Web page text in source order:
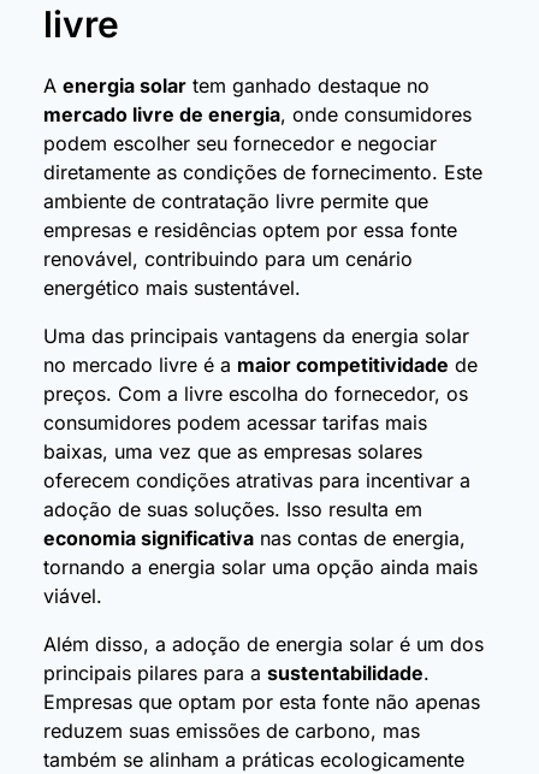
livre
A energia solartem ganhado destaque no
mercado livre de energia, onde consumidores
podem escolher seu fornecedor e negociar
diretamente as condições de fornecimento. Este
ambiente de contratação livre permite que
empresas e residências optem por essa fonte
renovável, contribuindo para um cenário
energético mais sustentável.
Uma das principais vantagens da energia solar
no mercado livre é a maior competitividade de
preços. Com a livre escolha do fornecedor, os
consumidores podem acessar tarifas mais
baixas, uma vez que as empresas solares
oferecem condições atrativas para incentivar a
adoção de suas soluções. Isso resulta em
economia significativanas contas de energia,
tornando a energia solar uma opção ainda mais
viável.
Além disso, a adoção de energia solar é um dos
principais pilares para a sustentabilidade.
Empresas que optam por esta fonte não apenas
reduzem suas emissões de carbono, mas
também se alinham a práticas ecologicamente